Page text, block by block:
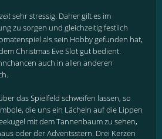
sehr stressig. Daher gilt es im
zu sorgen und gleichzeitig festlich
als sein Hobby gefunden hat,
Christmas Eve Slot gut bedient.
auch in allen anderen
das Spielfeld schweifen lassen, so
die uns ein Lächeln auf die Lippen
mit dem Tannenbaum zu sehen,
oder der Adventsstern. Drei Kerzen